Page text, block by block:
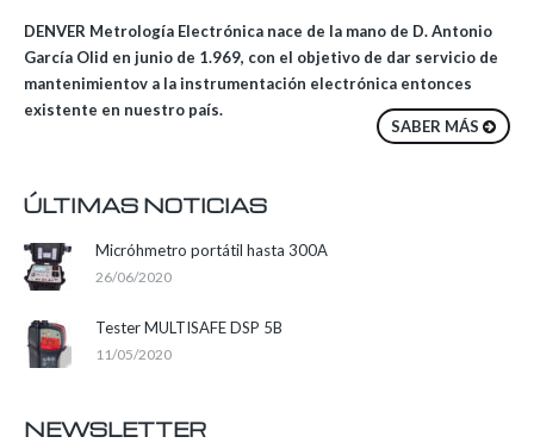
DENVER Metrología Electrónica nace de la mano de D. Antonio
García Olid en junio de 1.969, con el objetivo de dar servicio de
mantenimientov a la instrumentación electrónica entonces
existente en nuestro país.
SABER MÁS
ÚLTIMAS NOTICIAS
Micróhmetro portátil hasta 300A
26/06/2020
Tester MULTISAFE DSP 5B
11/05/2020
NEWSLETTER